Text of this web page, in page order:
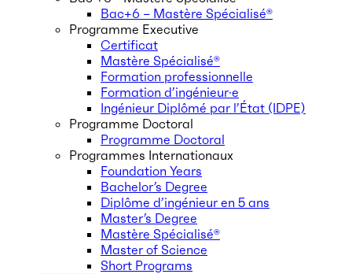
Bac+6 – Mastère Spécialisé®
Programme Executive
Certificat
Mastère Spécialisé®
Formation professionnelle
Formation d’ingénieur·e
Ingénieur Diplômé par l’État (IDPE)
Programme Doctoral
Programme Doctoral
Programmes Internationaux
Foundation Years
Bachelor’s Degree
Diplôme d’ingénieur en 5 ans
Master’s Degree
Mastère Spécialisé®
Master of Science
Short Programs